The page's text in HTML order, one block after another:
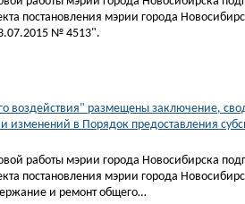
постановления мэрии города
№ 4513".
воздействия" размещены заключение,
изменений в Порядок предоставления
работы мэрии города Новосибирска
постановления мэрии города
и ремонт общего…